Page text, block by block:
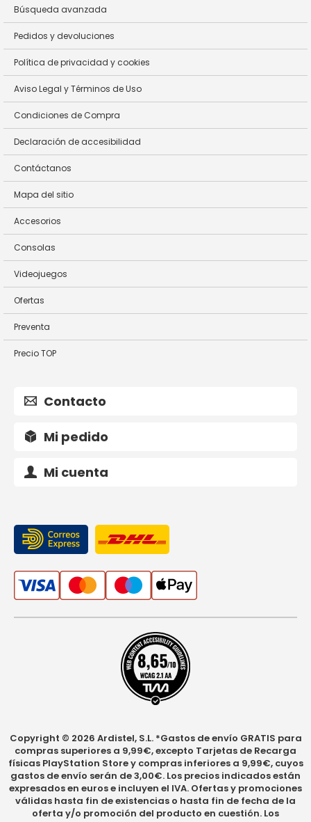
Búsqueda avanzada
Pedidos y devoluciones
Política de privacidad y cookies
Aviso Legal y Términos de Uso
Condiciones de Compra
Declaración de accesibilidad
Contáctanos
Mapa del sitio
Accesorios
Consolas
Videojuegos
Ofertas
Preventa
Precio TOP
Contacto
Mi pedido
Mi cuenta
Copyright © 2026 Ardistel, S.L. *Gastos de envío GRATIS para
compras superiores a 9,99€, excepto Tarjetas de Recarga
físicas PlayStation Store y compras inferiores a 9,99€, cuyos
gastos de envío serán de 3,00€. Los precios indicados están
expresados en euros e incluyen el IVA. Ofertas y promociones
válidas hasta fin de existencias o hasta fin de fecha de la
oferta y/o promoción del producto en cuestión. Los